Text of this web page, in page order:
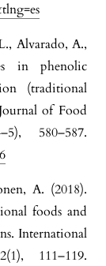
Alvarado, A.,
in phenolic
(traditional
of Food
580–587.
A. (2018).
foods and
International
111–119.